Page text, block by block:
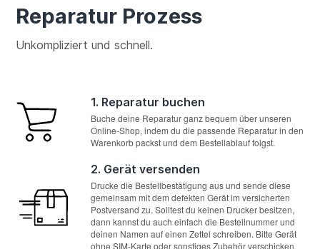
Reparatur Prozess
Unkompliziert und schnell.
1. Reparatur buchen
Buche deine Reparatur ganz bequem über unseren
Online-Shop, indem du die passende Reparatur in den
Warenkorb packst und dem Bestellablauf folgst.
2. Gerät versenden
Drucke die Bestellbestätigung aus und sende diese
gemeinsam mit dem defekten Gerät im versicherten
Postversand zu. Solltest du keinen Drucker besitzen,
dann kannst du auch einfach die Bestellnummer und
deinen Namen auf einen Zettel schreiben. Bitte Gerät
ohne SIM-Karte oder sonstiges Zubehör verschicken.